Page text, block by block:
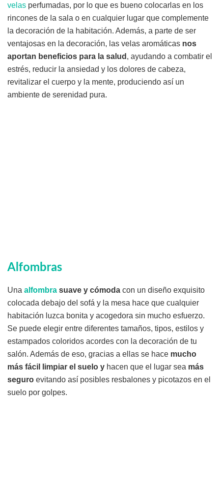
velas perfumadas, por lo que es bueno colocarlas en los
rincones de la sala o en cualquier lugar que complemente
la decoración de la habitación. Además, a parte de ser
ventajosas en la decoración, las velas aromáticas nos
aportan beneficios para la salud , ayudando a combatir el
estrés, reducir la ansiedad y los dolores de cabeza,
revitalizar el cuerpo y la mente, produciendo así un
ambiente de serenidad pura.
Alfombras
Una alfombra suave y cómoda con un diseño exquisito
colocada debajo del sofá y la mesa hace que cualquier
habitación luzca bonita y acogedora sin mucho esfuerzo.
Se puede elegir entre diferentes tamaños, tipos, estilos y
estampados coloridos acordes con la decoración de tu
salón. Además de eso, gracias a ellas se hace mucho
más fácil limpiar el suelo y hacen que el lugar sea más
seguro evitando así posibles resbalones y picotazos en el
suelo por golpes.